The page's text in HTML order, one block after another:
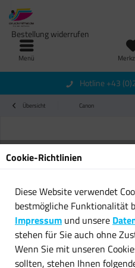
Menü
Bestellung widerrufen
Hotline +43
Übersicht Canon
Cookie-Richtlinien
Diese Website verwendet
bestmögliche Funktionalität
Impressum und unsere
stehen für Sie auch ohne
Wenn Sie mit unseren
sollten, stehen Ihnen